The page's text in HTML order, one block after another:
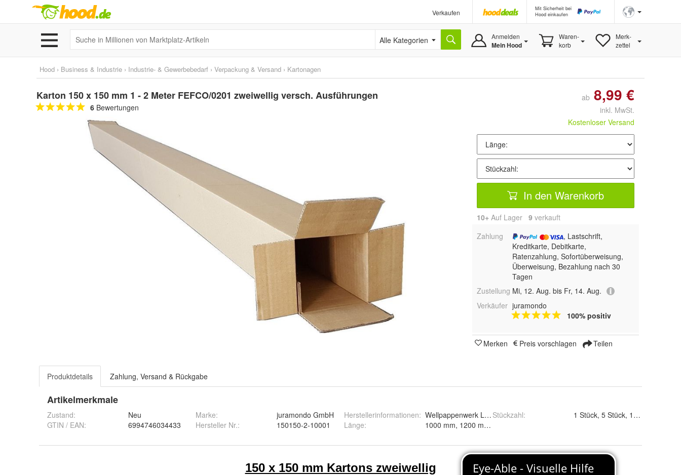
Verkaufen
Mit Sicherheit bei
Hood einkaufen
Alle Kategorien Anmelden
Mein Hood
Waren-
korb
Merk-
zettel
Hood › Business & Industrie › Industrie- & Gewerbebedarf › Verpackung & Versand › Kartonagen
Karton 150 x 150 mm 1 - 2 Meter FEFCO/0201 zweiwellig versch. Ausführungen
6 Bewertungen
ab 8,99 €
inkl. MwSt.
Kostenloser Versand
In den Warenkorb
10+ Auf Lager 9 verkauft
Zahlung
, Lastschrift,
Kreditkarte, Debitkarte,
Ratenzahlung, Sofortüberweisung,
Überweisung, Bezahlung nach 30
Tagen
Zustellung Mi, 12. Aug. bis Fr, 14. Aug.
Verkäufer juramondo
100% positiv
Merken Preis vorschlagen Teilen
Produktdetails Zahlung, Versand & Rückgabe
Artikelmerkmale
Zustand:
Neu
GTIN / EAN:
6994746034433
Marke:
juramondo GmbH
Hersteller Nr.:
150150-2-10001
Herstellerinformationen: Wellpappenwerk Lucka KG, Bahnhofstrasse 36, 04613 Lucka, Email:
Länge:
Stückzahl: